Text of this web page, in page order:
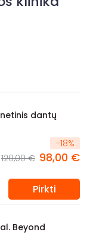
dantų
-18%
120,00 € 98,00 €
Pirkti
Beyond